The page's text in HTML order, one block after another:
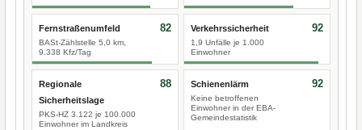
Fernstraßenumfeld
BASt-Zählstelle 5,0 km,
9.338 Kfz/Tag
82 Verkehrssicherheit
1,9 Unfälle je 1.000
Einwohner
92
Regionale
Sicherheitslage
PKS-HZ 3.122 je 100.000
Einwohner im Landkreis
88 Schienenlärm
Keine betroffenen
Einwohner in der EBA-
Gemeindestatistik
92